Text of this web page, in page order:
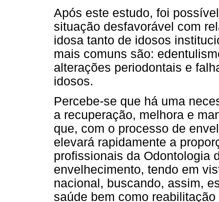
Após este estudo, foi
situação desfavorável com
idosa tanto de idosos
mais comuns são:
alterações periodontais e
idosos.
Percebe-se que há uma
a recuperação, melhora e
que, com o processo de
elevará rapidamente a
profissionais da Odontologia
envelhecimento, tendo em
nacional, buscando, assim,
saúde bem como